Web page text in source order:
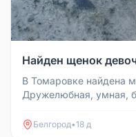
Найден щенок
В Томаровке найдена
Дружелюбная, умная,
Белгород•18 д